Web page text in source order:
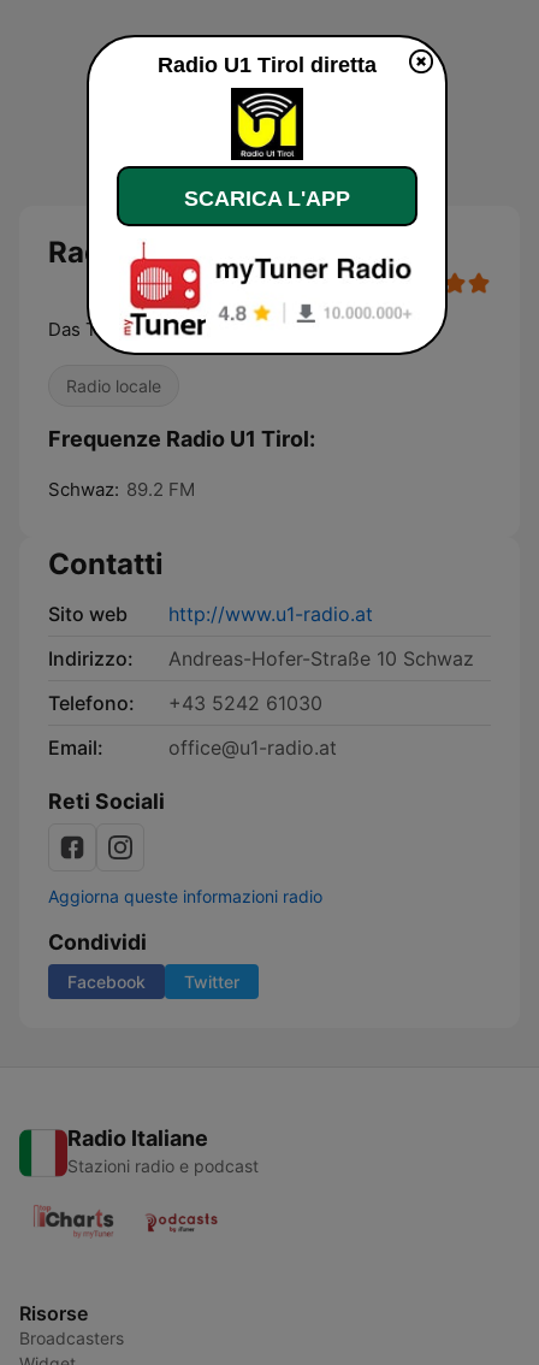
Radio U1 Tirol
Das Tiroler Heimatradio
Radio locale
Frequenze Radio U1 Tirol:
Schwaz: 89.2 FM
Contatti
Sito web
http://www.u1-radio.at
Indirizzo:
Andreas-Hofer-Straße 10 Schwaz
Telefono:
+43 5242 61030
Email:
office@u1-radio.at
Reti Sociali
Aggiorna queste informazioni radio
Condividi
Facebook Twitter
Radio Italiane
Stazioni radio e podcast
Risorse
Broadcasters
Radio U1 Tirol diretta
SCARICA L'APP